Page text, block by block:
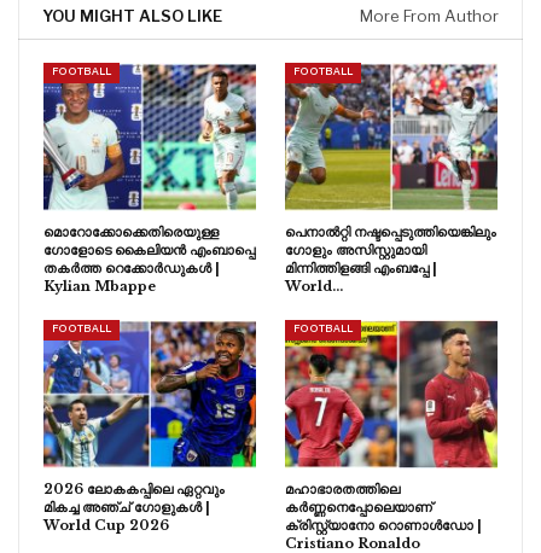
YOU MIGHT ALSO LIKE More From Author
FOOTBALL
മൊറോക്കോക്കെതിരെയുള്ള
ഗോളോടെ കൈലിയൻ എംബാപ്പെ
തകർത്ത റെക്കോർഡുകൾ |
Kylian Mbappe
FOOTBALL
പെനാൽറ്റി നഷ്ടപ്പെടുത്തിയെങ്കിലും
ഗോളും അസിസ്റ്റുമായി
മിന്നിത്തിളങ്ങി എംബപ്പേ |
World…
FOOTBALL
2026 ലോകകപ്പിലെ ഏറ്റവും
മികച്ച അഞ്ച് ഗോളുകൾ |
World Cup 2026
FOOTBALL
മഹാഭാരതത്തിലെ
കർണ്ണനെപ്പോലെയാണ്
ക്രിസ്റ്റ്യാനോ റൊണാൾഡോ |
Cristiano Ronaldo